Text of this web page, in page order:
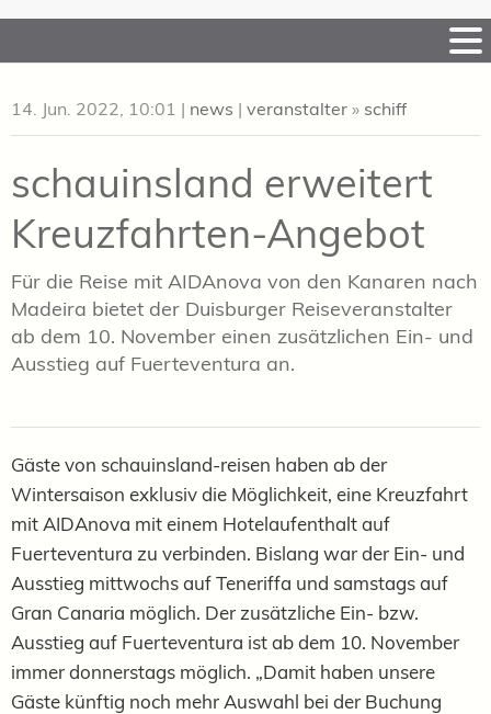
to
14. Jun. 2022, 10:01 | news | veranstalter » schiff
schauinsland erweitert
Kreuzfahrten-Angebot
Für die Reise mit AIDAnova von den Kanaren nach
Madeira bietet der Duisburger Reiseveranstalter
ab dem 10. November einen zusätzlichen Ein- und
Ausstieg auf Fuerteventura an.
Gäste von schauinsland-reisen haben ab der
Wintersaison exklusiv die Möglichkeit, eine Kreuzfahrt
mit AIDAnova mit einem Hotelaufenthalt auf
Fuerteventura zu verbinden. Bislang war der Ein- und
Ausstieg mittwochs auf Teneriffa und samstags auf
Gran Canaria möglich. Der zusätzliche Ein- bzw.
Ausstieg auf Fuerteventura ist ab dem 10. November
immer donnerstags möglich. „Damit haben unsere
Gäste künftig noch mehr Auswahl bei der Buchung